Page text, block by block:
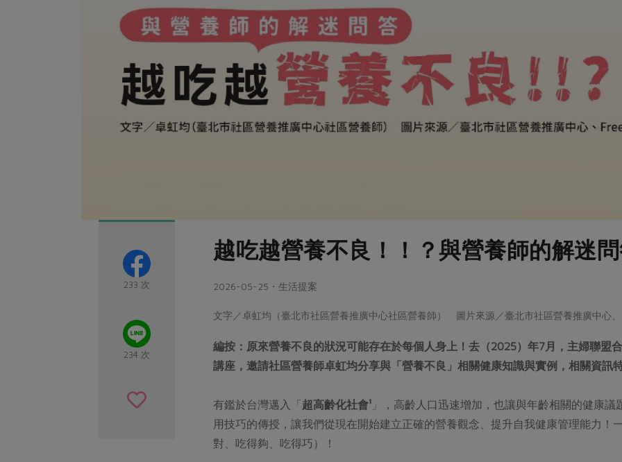
233 次
234 次
越吃越營養不良！！？與營養師的解迷
2026-05-25・生活提案
文字／卓虹均（臺北市社區營養推廣中心社區營養師） 圖片來源／臺北市社區營養推廣中心
編按：原來營養不良的狀況可能存在於每個人身上！去（2025）年7月，主婦聯盟
講座，邀請社區營養師卓虹均分享與「營養不良」相關健康知識與實例，相關資訊
有鑑於台灣邁入「超高齡化社會¹ 」，高齡人口迅速增加，也讓與年齡相關的健康
用技巧的傳授，讓我們從現在開始建立正確的營養觀念、提升自我健康管理能力！
對、吃得夠、吃得巧）！